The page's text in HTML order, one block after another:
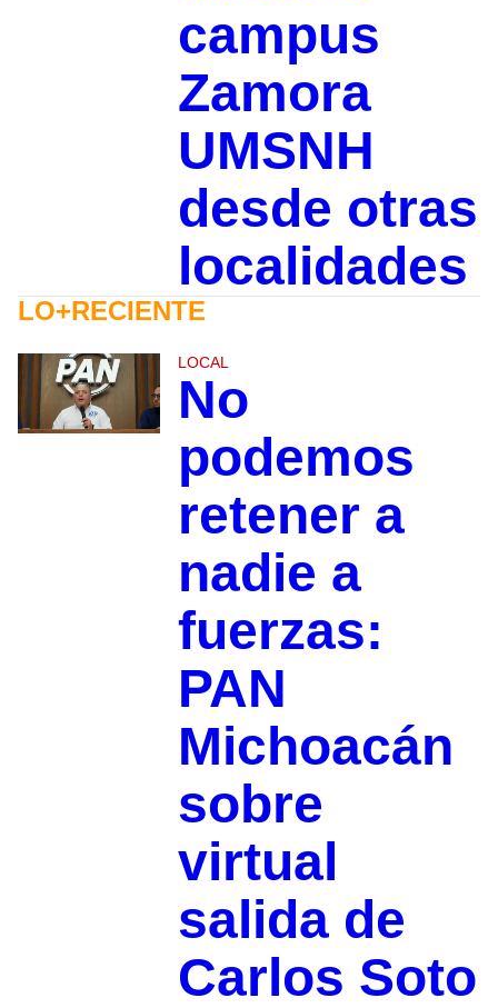
campus
Zamora
UMSNH
desde otras
localidades
LO+RECIENTE
LOCAL
No
podemos
retener a
nadie a
fuerzas:
PAN
Michoacán
sobre
virtual
salida de
Carlos Soto